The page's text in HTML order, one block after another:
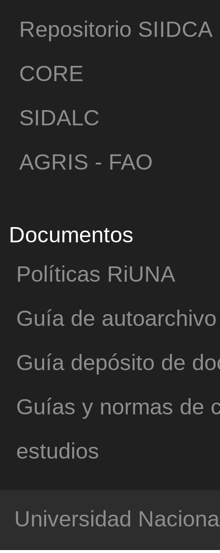
Repositorio SIIDCA
CORE
SIDALC
AGRIS - FAO
Documentos
Políticas RiUNA
Guía de autoarchivo
Guía depósito de
Guías y normas de
estudios
Universidad